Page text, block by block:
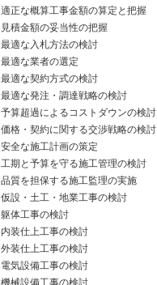
適正な概算工事金額の算定と把握
見積金額の妥当性の把握
最適な入札方法の検討
最適な業者の選定
最適な契約方式の検討
最適な発注・調達戦略の検討
予算超過によるコストダウンの検討
価格・契約に関する交渉戦略の検討
安全な施工計画の策定
工期と予算を守る施工管理の検討
品質を担保する施工監理の実施
仮設・土工・地業工事の検討
躯体工事の検討
内装仕上工事の検討
外装仕上工事の検討
電気設備工事の検討
機械設備工事の検討